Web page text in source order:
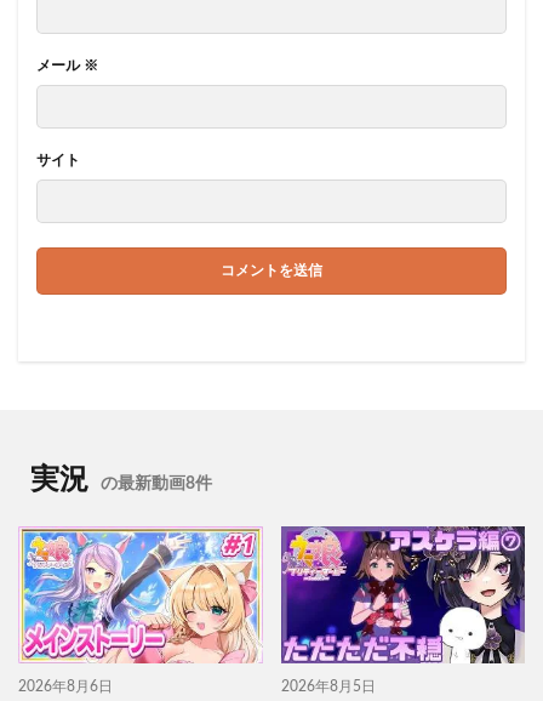
メール ※
サイト
実況 の最新動画8件
2026年8月6日 2026年8月5日